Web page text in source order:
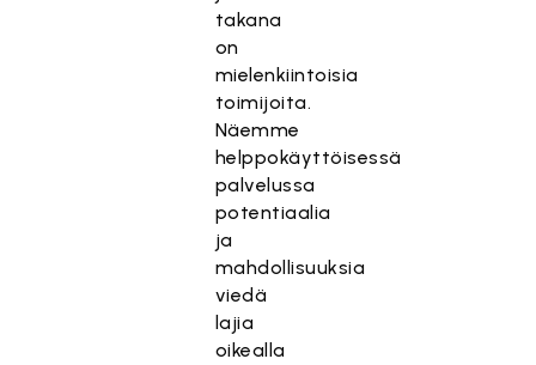
takana
on
mielenkiintoisia
toimijoita.
Näemme
helppokäyttöisessä
palvelussa
potentiaalia
ja
mahdollisuuksia
viedä
lajia
oikealla